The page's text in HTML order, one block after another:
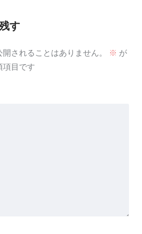
す
されることはありません。 ※ が
項目です